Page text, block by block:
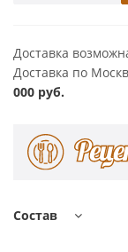
Доставка
Доставка по
000 руб.
Состав